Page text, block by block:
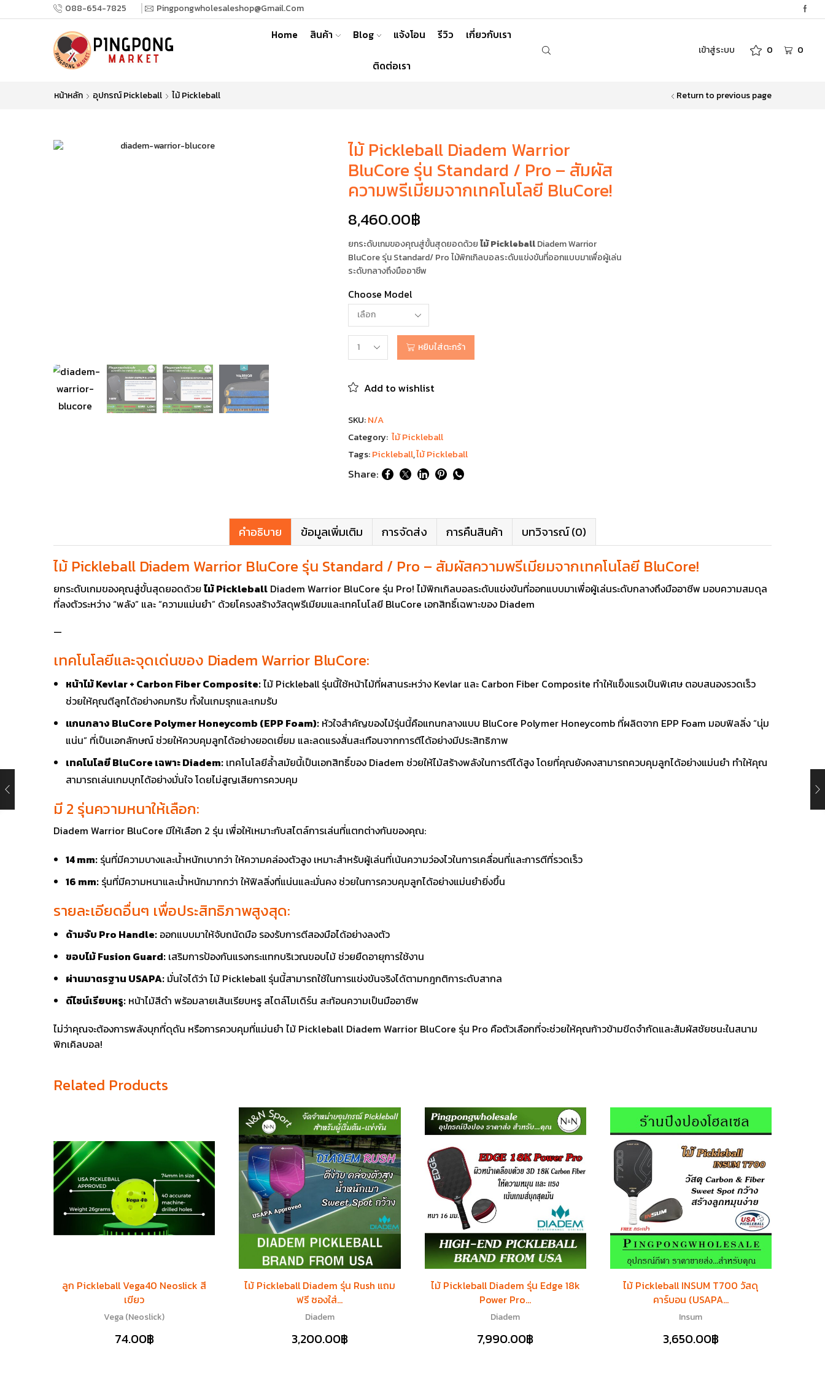
088-654-7825 Pingpongwholesaleshop@gmail.com
Home สินค้า Blog แจ้งโอน รีวิว เกี่ยวกับเรา
ติดต่อเรา
เข้าสู่ระบบ 0 0
หน้าหลัก อุปกรณ์ Pickleball ไม้ Pickleball Return to previous page
ไม้ Pickleball Diadem Warrior
BluCore รุ่น Standard / Pro – สัมผัส
ความพรีเมียมจากเทคโนโลยี BluCore!
8,460.00฿
ยกระดับเกมของคุณสู่ขั้นสุดยอดด้วยไม้ PickleballDiadem Warrior
BluCore รุ่น Standard/ Pro ไม้พิกเกิลบอลระดับแข่งขันที่ออกแบบมาเพื่อผู้เล่น
ระดับกลางถึงมืออาชีพ
Choose Model
หยิบใส่ตะกร้า
Add to wishlist
SKU:N/A
Category: ไม้ Pickleball
Tags:Pickleball,ไม้ Pickleball
Share:
คำอธิบาย ข้อมูลเพิ่มเติม การจัดส่ง การคืนสินค้า บทวิจารณ์ (0)
ไม้ Pickleball Diadem Warrior BluCore รุ่น Standard / Pro – สัมผัสความพรีเมียมจากเทคโนโลยี BluCore!
ยกระดับเกมของคุณสู่ขั้นสุดยอดด้วย ไม้ Pickleball Diadem Warrior BluCore รุ่น Pro! ไม้พิกเกิลบอลระดับแข่งขันที่ออกแบบมาเพื่อผู้เล่นระดับกลางถึงมืออาชีพ มอบความสมดุล
ที่ลงตัวระหว่าง “พลัง” และ “ความแม่นยำ” ด้วยโครงสร้างวัสดุพรีเมียมและเทคโนโลยี BluCore เอกสิทธิ์เฉพาะของ Diadem
—
เทคโนโลยีและจุดเด่นของ Diadem Warrior BluCore:
หน้าไม้ Kevlar + Carbon Fiber Composite:ไม้ Pickleball รุ่นนี้ใช้หน้าไม้ที่ผสานระหว่าง Kevlar และ Carbon Fiber Composite ทำให้แข็งแรงเป็นพิเศษ ตอบสนองรวดเร็ว
ช่วยให้คุณตีลูกได้อย่างคมกริบ ทั้งในเกมรุกและเกมรับ
แกนกลาง BluCore Polymer Honeycomb (EPP Foam): หัวใจสำคัญของไม้รุ่นนี้คือแกนกลางแบบ BluCore Polymer Honeycomb ที่ผลิตจาก EPP Foam มอบฟิลลิ่ง “นุ่ม
แน่น” ที่เป็นเอกลักษณ์ ช่วยให้ควบคุมลูกได้อย่างยอดเยี่ยม และลดแรงสั่นสะเทือนจากการตีได้อย่างมีประสิทธิภาพ
เทคโนโลยี BluCore เฉพาะ Diadem: เทคโนโลยีล้ำสมัยนี้เป็นเอกสิทธิ์ของ Diadem ช่วยให้ไม้สร้างพลังในการตีได้สูง โดยที่คุณยังคงสามารถควบคุมลูกได้อย่างแม่นยำ ทำให้คุณ
สามารถเล่นเกมบุกได้อย่างมั่นใจ โดยไม่สูญเสียการควบคุม
มี 2 รุ่นความหนาให้เลือก:
Diadem Warrior BluCore มีให้เลือก 2 รุ่น เพื่อให้เหมาะกับสไตล์การเล่นที่แตกต่างกันของคุณ:
14 mm: รุ่นที่มีความบางและน้ำหนักเบากว่า ให้ความคล่องตัวสูง เหมาะสำหรับผู้เล่นที่เน้นความว่องไวในการเคลื่อนที่และการตีที่รวดเร็ว
16 mm: รุ่นที่มีความหนาและน้ำหนักมากกว่า ให้ฟิลลิ่งที่แน่นและมั่นคง ช่วยในการควบคุมลูกได้อย่างแม่นยำยิ่งขึ้น
รายละเอียดอื่นๆ เพื่อประสิทธิภาพสูงสุด:
ด้ามจับ Pro Handle: ออกแบบมาให้จับถนัดมือ รองรับการตีสองมือได้อย่างลงตัว
ขอบไม้ Fusion Guard: เสริมการป้องกันแรงกระแทกบริเวณขอบไม้ ช่วยยืดอายุการใช้งาน
ผ่านมาตรฐาน USAPA: มั่นใจได้ว่า ไม้ Pickleball รุ่นนี้สามารถใช้ในการแข่งขันจริงได้ตามกฎกติการะดับสากล
ดีไซน์เรียบหรู: หน้าไม้สีดำ พร้อมลายเส้นเรียบหรู สไตล์โมเดิร์น สะท้อนความเป็นมืออาชีพ
ไม่ว่าคุณจะต้องการพลังบุกที่ดุดัน หรือการควบคุมที่แม่นยำ ไม้ Pickleball Diadem Warrior BluCore รุ่น Pro คือตัวเลือกที่จะช่วยให้คุณก้าวข้ามขีดจำกัดและสัมผัสชัยชนะในสนาม
พิกเคิลบอล!
Related Products
ลูก Pickleball Vega40 Neoslick สี
เขียว
Vega (Neoslick)
74.00฿
ไม้ Pickleball Diadem รุ่น Rush แถม
ฟรี ซองใส่...
Diadem
3,200.00฿
ไม้ Pickleball Diadem รุ่น Edge 18k
Power Pro...
Diadem
7,990.00฿
ไม้ Pickleball INSUM T700 วัสดุ
คาร์บอน (USAPA...
Insum
3,650.00฿